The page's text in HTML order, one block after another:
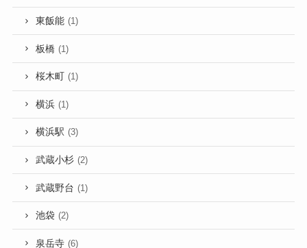
東飯能 (1)
板橋 (1)
桜木町 (1)
横浜 (1)
横浜駅 (3)
武蔵小杉 (2)
武蔵野台 (1)
池袋 (2)
泉岳寺 (6)